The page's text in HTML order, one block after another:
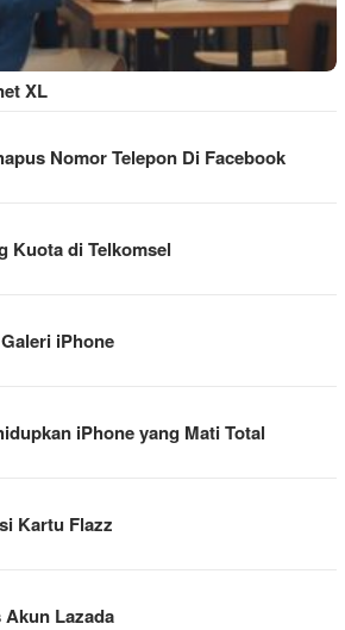
XL
Nomor Telepon Di Facebook
Kuota di Telkomsel
iPhone
iPhone yang Mati Total
Kartu Flazz
Akun Lazada